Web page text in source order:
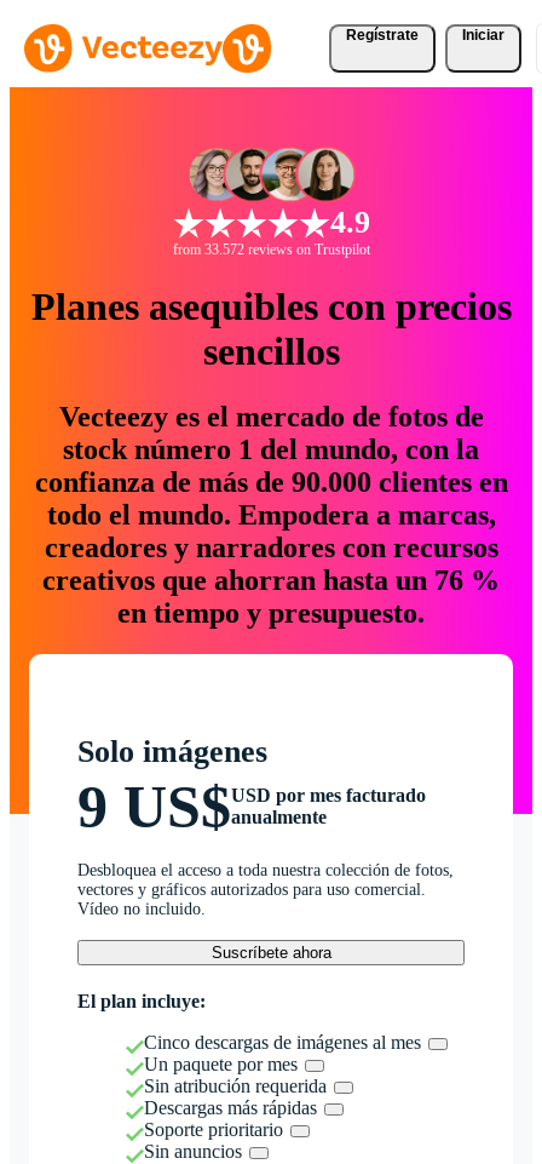
Regístrate Iniciar
4.9
from 33.572 reviews on Trustpilot
Planes asequibles con precios
sencillos
Vecteezy es el mercado de fotos de
stock número 1 del mundo, con la
confianza de más de 90.000 clientes en
todo el mundo. Empodera a marcas,
creadores y narradores con recursos
creativos que ahorran hasta un 76 %
en tiempo y presupuesto.
Solo imágenes
9 US$USD por mes facturado
anualmente
Desbloquea el acceso a toda nuestra colección de fotos,
vectores y gráficos autorizados para uso comercial.
Vídeo no incluido.
Suscríbete ahora
El plan incluye:
Cinco descargas de imágenes al mes
Un paquete por mes
Sin atribución requerida
Descargas más rápidas
Soporte prioritario
Sin anuncios